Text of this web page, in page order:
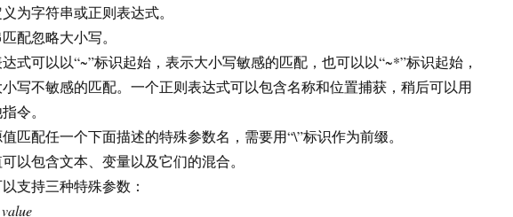
为字符串或正则表达式。
配忽略大小写。
式可以以“~”标识起始，表示大小写敏感的匹配，也可以以“~*”标识起始，
写不敏感的匹配。一个正则表达式可以包含名称和位置捕获，稍后可以用
令。
匹配任一个下面描述的特殊参数名，需要用“\”标识作为前缀。
以包含文本、变量以及它们的混合。
支持三种特殊参数：
value